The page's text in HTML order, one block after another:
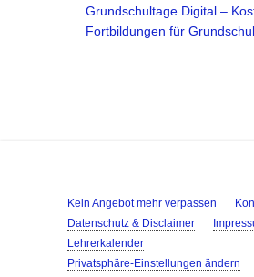
Grundschultage Digital –
Fortbildungen für
Kein Angebot mehr verpassen
Datenschutz & Disclaimer
Lehrerkalender
Privatsphäre-Einstellungen ändern